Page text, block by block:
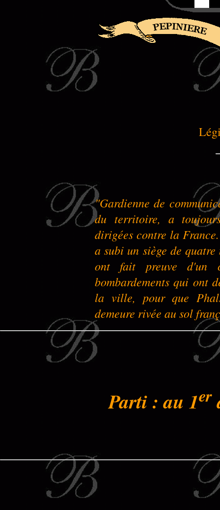
"Gardienne de
du territoire, a
dirigées contre la
a subi un siège de
ont fait preuve d'un
bombardements qui ont
la ville, pour que
demeure rivée au sol
Parti : au 1er